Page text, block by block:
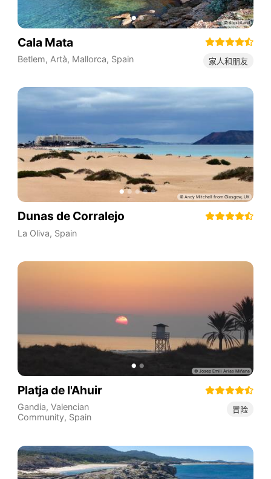
Cala Mata
Betlem, Artà, Mallorca, Spain 家人和朋友
Dunas de Corralejo
La Oliva, Spain
Platja de l'Ahuir
Gandia, Valencian
Community, Spain
冒险